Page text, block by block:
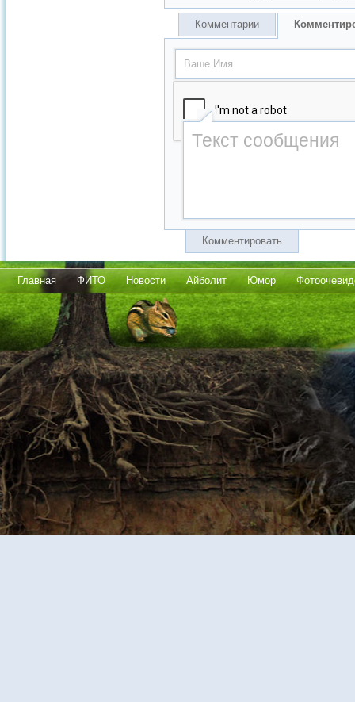
Комментарии
Комментировать
Главная ФИТО Новости Айболит Юмор